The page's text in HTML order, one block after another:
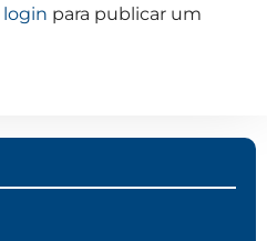
login para publicar um